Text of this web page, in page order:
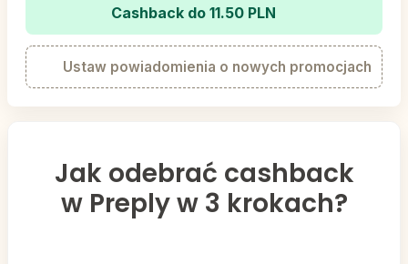
Cashback do 11.50 PLN
Ustaw powiadomienia o nowych promocjach
Jak odebrać cashback
w Preply w 3 krokach?